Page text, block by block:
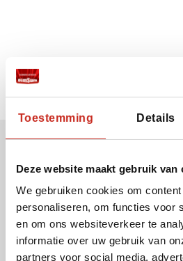
Toestemming Details
Deze website maakt gebruik van
We gebruiken cookies om
personaliseren, om functies voor
en om ons websiteverkeer te
informatie over uw gebruik van
partners voor social media,
Ontvang onze nieuwsbrief
Uw e-mail adres:
Ik ga akkoord met het